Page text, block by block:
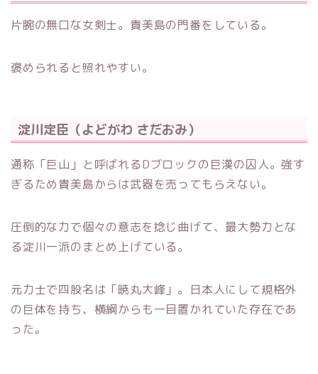
片腕の無口な女剣士。貴美島の門番をしている。
褒められると照れやすい。
淀川定臣（よどがわ さだおみ）
通称「巨山」と呼ばれるDブロックの巨漢の囚人。強す
ぎるため貴美島からは武器を売ってもらえない。
圧倒的な力で個々の意志を捻じ曲げて、最大勢力とな
る淀川一派のまとめ上げている。
元力士で四股名は「暁丸大峰」。日本人にして規格外
の巨体を持ち、横綱からも一目置かれていた存在であ
った。